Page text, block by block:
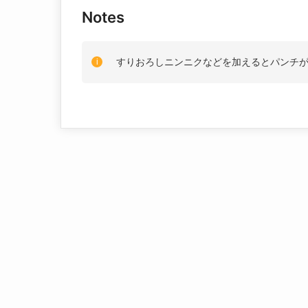
Notes
すりおろしニンニクなどを加えるとパンチが